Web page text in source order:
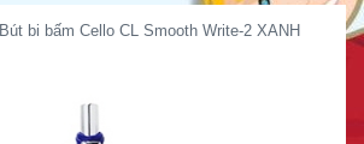
Bút bi bấm Cello CL Smooth Write-2 XANH